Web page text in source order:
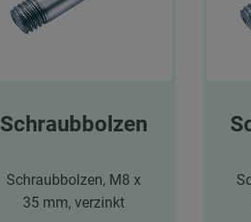
Schraubbolzen
Schraubbolzen, M8 x
35 mm, verzinkt